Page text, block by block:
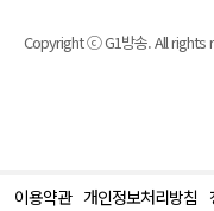
Copyright ⓒ G1방송. All rights
이용약관 개인정보처리방침